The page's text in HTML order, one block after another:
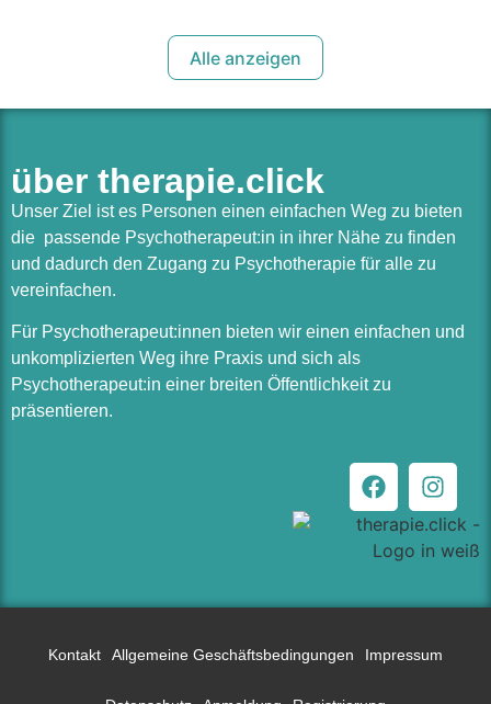
Alle anzeigen
über therapie.click
Unser Ziel ist es Personen einen einfachen Weg zu bieten
die passende Psychotherapeut:in in ihrer Nähe zu finden
und dadurch den Zugang zu Psychotherapie für alle zu
vereinfachen.
Für Psychotherapeut:innen bieten wir einen einfachen und
unkomplizierten Weg ihre Praxis und sich als
Psychotherapeut:in einer breiten Öffentlichkeit zu
präsentieren.
Kontakt Allgemeine Geschäftsbedingungen Impressum